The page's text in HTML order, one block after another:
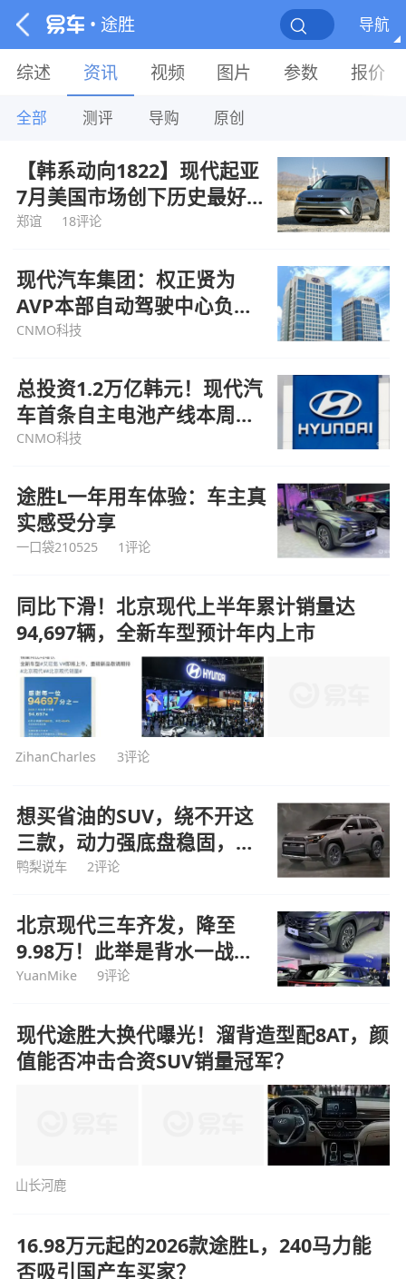
• 途胜 导航
综述 资讯 视频 图片 参数 报价
全部 测评 导购 原创
【韩系动向1822】现代起亚
7月美国市场创下历史最好成
绩
郑谊 18评论
现代汽车集团：权正贤为
AVP本部自动驾驶中心负责
人
CNMO科技
总投资1.2万亿韩元！现代汽
车首条自主电池产线本周进
厂
CNMO科技
途胜L一年用车体验：车主真
实感受分享
一口袋210525 1评论
同比下滑！北京现代上半年累计销量达
94,697辆，全新车型预计年内上市
ZihanCharles 3评论
想买省油的SUV，绕不开这
三款，动力强底盘稳固，价
格便宜
鸭梨说车 2评论
北京现代三车齐发，降至
9.98万！此举是背水一战，
还是饮鸩止渴？
YuanMike 9评论
现代途胜大换代曝光！溜背造型配8AT，颜
值能否冲击合资SUV销量冠军？
山长河鹿
16.98万元起的2026款途胜L，240马力能
否吸引国产车买家？